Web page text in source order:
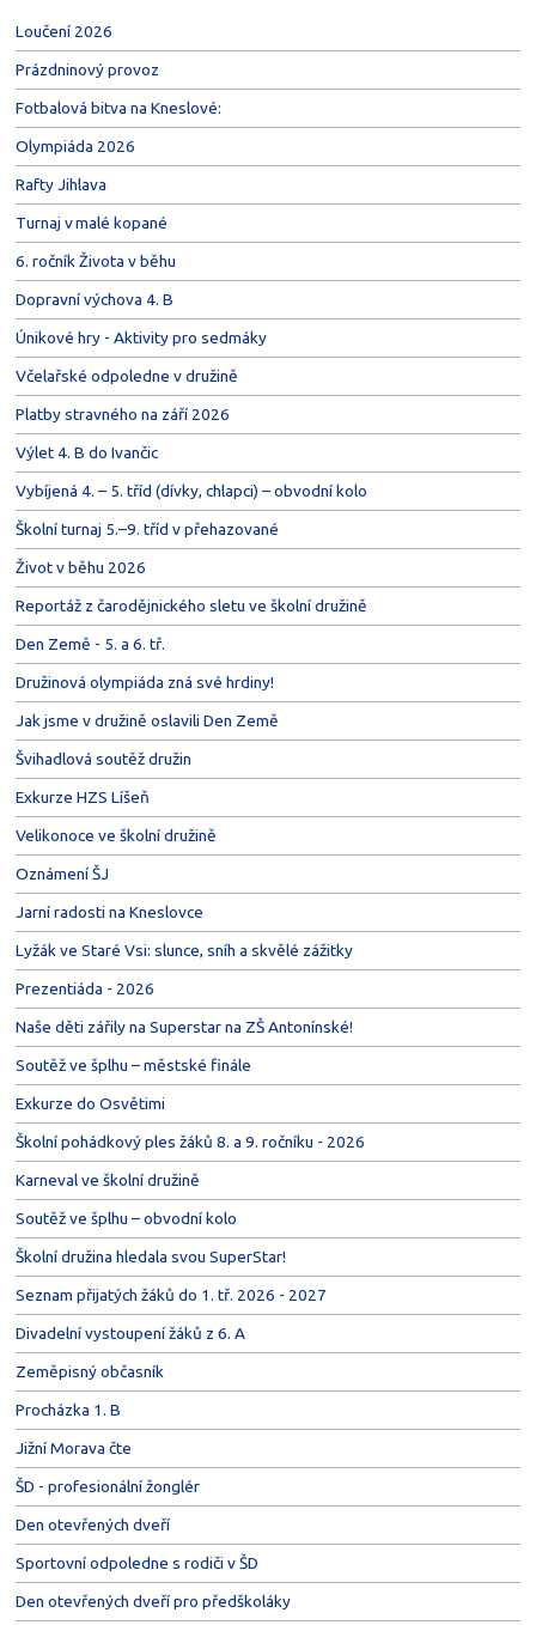
Loučení 2026
Prázdninový provoz
Fotbalová bitva na Kneslové:
Olympiáda 2026
Rafty Jihlava
Turnaj v malé kopané
6. ročník Života v běhu
Dopravní výchova 4. B
Únikové hry - Aktivity pro sedmáky
Včelařské odpoledne v družině
Platby stravného na září 2026
Výlet 4. B do Ivančic
Vybíjená 4. – 5. tříd (dívky, chlapci) – obvodní kolo
Školní turnaj 5.–9. tříd v přehazované
Život v běhu 2026
Reportáž z čarodějnického sletu ve školní družině
Den Země - 5. a 6. tř.
Družinová olympiáda zná své hrdiny!
Jak jsme v družině oslavili Den Země
Švihadlová soutěž družin
Exkurze HZS Líšeň
Velikonoce ve školní družině
Oznámení ŠJ
Jarní radosti na Kneslovce
Lyžák ve Staré Vsi: slunce, sníh a skvělé zážitky
Prezentiáda - 2026
Naše děti zářily na Superstar na ZŠ Antonínské!
Soutěž ve šplhu – městské finále
Exkurze do Osvětimi
Školní pohádkový ples žáků 8. a 9. ročníku - 2026
Karneval ve školní družině
Soutěž ve šplhu – obvodní kolo
Školní družina hledala svou SuperStar!
Seznam přijatých žáků do 1. tř. 2026 - 2027
Divadelní vystoupení žáků z 6. A
Zeměpisný občasník
Procházka 1. B
Jižní Morava čte
ŠD - profesionální žonglér
Den otevřených dveří
Sportovní odpoledne s rodiči v ŠD
Den otevřených dveří pro předškoláky